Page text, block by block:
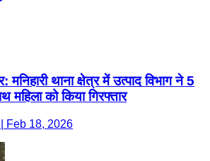
थाना क्षेत्र में उत्पाद विभाग ने 5
महिला को किया गिरफ्तार
Feb 18, 2026